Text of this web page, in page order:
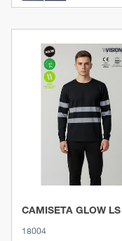
Ver producto
CAMISETA GLOW LS
18004